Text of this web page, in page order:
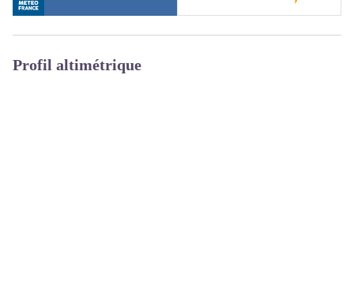
Profil altimétrique